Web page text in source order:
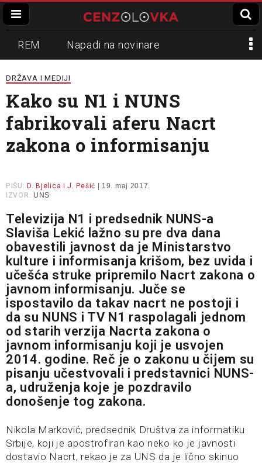
REM Napadi na novinare
Zvučni top
Propaganda Lokalni mediji
Informer Slavko Ćuruvija
DRŽAVA I MEDIJI
Kako su N1 i NUNS
fabrikovali aferu Nacrt
zakona o informisanju
PIŠU: D. Bjelica i J. Pešić | 19. maj 2017.
IZVOR: UNS
Televizija N1 i predsednik NUNS-a
Slaviša Lekić lažno su pre dva dana
obavestili javnost da je Ministarstvo
kulture i informisanja krišom, bez uvida i
učešća struke pripremilo Nacrt zakona o
javnom informisanju. Juče se
ispostavilo da takav nacrt ne postoji i
da su NUNS i TV N1 raspolagali jednom
od starih verzija Nacrta zakona o
javnom informisanju koji je usvojen
2014. godine. Reč je o zakonu u čijem su
pisanju učestvovali i predstavnici NUNS-
a, udruženja koje je pozdravilo
donošenje tog zakona.
Nikola Marković, predsednik Društva za informatiku
Srbije, koji je apostrofiran kao neko ko je javnosti
dostavio Nacrt, rekao je za UNS da je lično skinuo